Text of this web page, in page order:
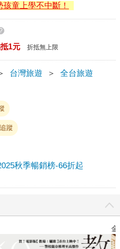
童上學不中斷！
?
1元 折抵無上限
台灣旅遊 ＞ 全台旅遊
追蹤
秋季暢銷榜-66折起
金